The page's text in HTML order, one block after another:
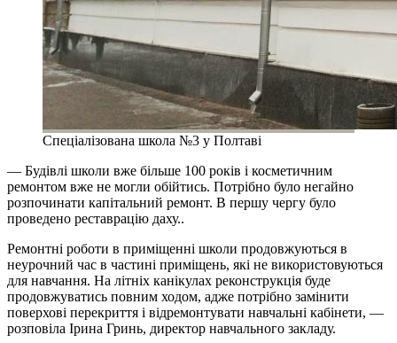
Спеціалізована школа №3 у Полтаві
— Будівлі школи вже більше 100 років і косметичним
ремонтом вже не могли обійтись. Потрібно було негайно
розпочинати капітальний ремонт. В першу чергу було
проведено реставрацію даху..
Ремонтні роботи в приміщенні школи продовжуються в
неурочний час в частині приміщень, які не використовуються
для навчання. На літніх канікулах реконструкція буде
продовжуватись повним ходом, адже потрібно замінити
поверхові перекриття і відремонтувати навчальні кабінети, —
розповіла Ірина Гринь, директор навчального закладу.